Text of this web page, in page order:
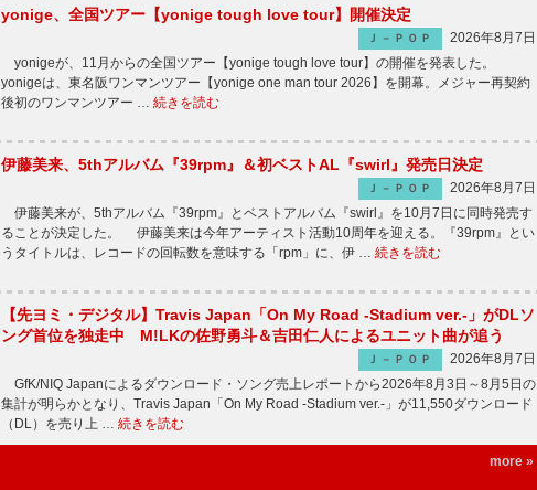
yonige、全国ツアー【yonige tough love tour】開催決定
Ｊ－ＰＯＰ
2026年8月7日
yonigeが、11月からの全国ツアー【yonige tough love tour】の開催を発表した。
yonigeは、東名阪ワンマンツアー【yonige one man tour 2026】を開幕。メジャー再契約
後初のワンマンツアー … 続きを読む
伊藤美来、5thアルバム『39rpm』＆初ベストAL『swirl』発売日決定
Ｊ－ＰＯＰ
2026年8月7日
伊藤美来が、5thアルバム『39rpm』とベストアルバム『swirl』を10月7日に同時発売す
ることが決定した。 伊藤美来は今年アーティスト活動10周年を迎える。『39rpm』とい
うタイトルは、レコードの回転数を意味する「rpm」に、伊 … 続きを読む
【先ヨミ・デジタル】Travis Japan「On My Road -Stadium ver.-」がDLソ
ング首位を独走中 M!LKの佐野勇斗＆吉田仁人によるユニット曲が追う
Ｊ－ＰＯＰ
2026年8月7日
GfK/NIQ Japanによるダウンロード・ソング売上レポートから2026年8月3日～8月5日の
集計が明らかとなり、Travis Japan「On My Road -Stadium ver.-」が11,550ダウンロード
（DL）を売り上 … 続きを読む
more »